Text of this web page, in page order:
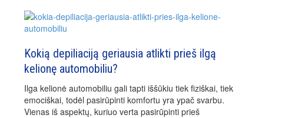
Kokią depiliaciją geriausia atlikti prieš ilgą
kelionę automobiliu?
Ilga kelionė automobiliu gali tapti iššūkiu tiek fiziškai, tiek
emociškai, todėl pasirūpinti komfortu yra ypač svarbu.
Vienas iš aspektų, kuriuo verta pasirūpinti prieš